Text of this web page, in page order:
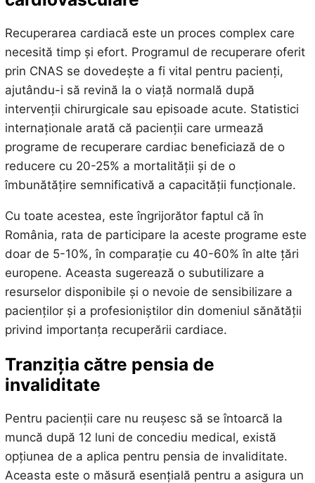
Recuperarea cardiacă este un proces complex care
necesită timp și efort. Programul de recuperare oferit
prin CNAS se dovedește a fi vital pentru pacienți,
ajutându-i să revină la o viață normală după
intervenții chirurgicale sau episoade acute. Statistici
internaționale arată că pacienții care urmează
programe de recuperare cardiac beneficiază de o
reducere cu 20-25% a mortalității și de o
îmbunătățire semnificativă a capacității funcționale.
Cu toate acestea, este îngrijorător faptul că în
România, rata de participare la aceste programe este
doar de 5-10%, în comparație cu 40-60% în alte țări
europene. Aceasta sugerează o subutilizare a
resurselor disponibile și o nevoie de sensibilizare a
pacienților și a profesioniștilor din domeniul sănătății
privind importanța recuperării cardiace.
Tranziția către pensia de
invaliditate
Pentru pacienții care nu reușesc să se întoarcă la
muncă după 12 luni de concediu medical, există
opțiunea de a aplica pentru pensia de invaliditate.
Aceasta este o măsură esențială pentru a asigura un